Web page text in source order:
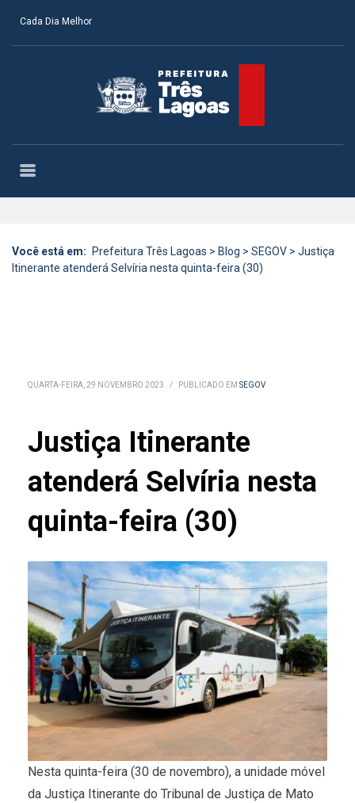
Cada Dia Melhor
Você está em: Prefeitura Três Lagoas > Blog > SEGOV > Justiça
Itinerante atenderá Selvíria nesta quinta-feira (30)
QUARTA-FEIRA, 29 NOVEMBRO 2023 / PUBLICADO EM SEGOV
Justiça Itinerante
atenderá Selvíria nesta
quinta-feira (30)
Nesta quinta-feira (30 de novembro), a unidade móvel
da Justiça Itinerante do Tribunal de Justiça de Mato